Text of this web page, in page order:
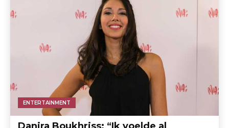
ENTERTAINMENT